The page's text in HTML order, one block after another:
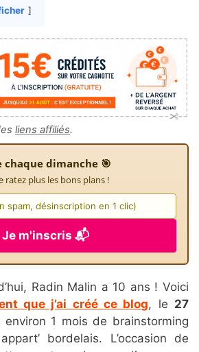
liens affiliés.
chaque dimanche 🎯
ratez plus les bons plans !
Je m'inscris 📬
Radin Malin a 10 ans ! Voici
que j’ai créé ce blog, le 27
environ 1 mois de brainstorming
bordelais. L’occasion de